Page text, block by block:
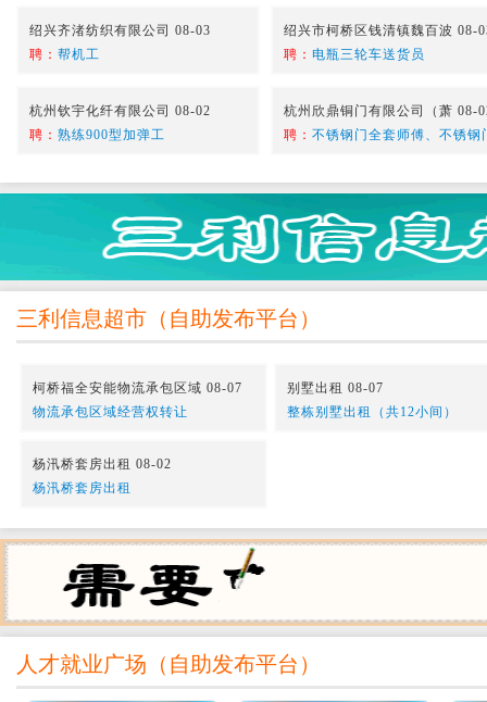
绍兴齐渚纺织有限公司 08-03
聘： 帮机工
绍兴市柯桥区钱清镇魏百波 08-
聘： 电瓶三轮车送货员
杭州钦宇化纤有限公司 08-02
聘： 熟练900型加弹工
杭州欣鼎铜门有限公司（萧 08-
聘： 不锈钢门全套师傅、不锈钢
三利信息超市 （ 自助发布平台 ）
柯桥福全安能物流承包区域 08-07
物流承包区域经营权转让
别墅出租 08-07
整栋别墅出租（共12小间）
杨汛桥套房出租 08-02
杨汛桥套房出租
人才就业广场（ 自助发布平台 ）